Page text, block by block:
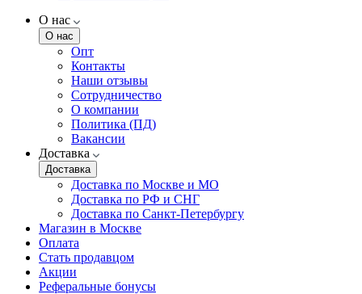
О нас
О нас
Опт
Контакты
Наши отзывы
Сотрудничество
О компании
Политика (ПД)
Вакансии
Доставка
Доставка
Доставка по Москве и МО
Доставка по РФ и СНГ
Доставка по Санкт-Петербургу
Магазин в Москве
Оплата
Стать продавцом
Акции
Реферальные бонусы